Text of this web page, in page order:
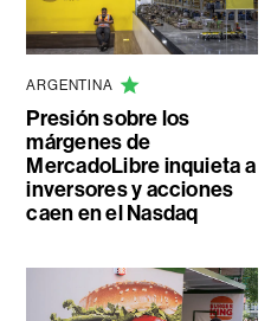
ARGENTINA
Presión sobre los
márgenes de
MercadoLibre inquieta a
inversores y acciones
caen en el Nasdaq